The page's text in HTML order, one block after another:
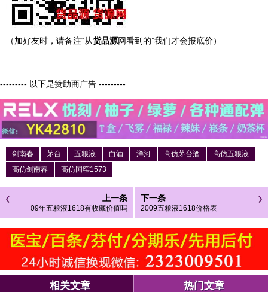
（加好友时，请备注“从货品源网看到的”我们才会报底价）
--------- 以下是赞助商广告 ---------
剑南春 茅台 五粮液 白酒 洋河 高仿茅台酒
高仿五粮液
高仿剑南春
高仿国窑1573
上一条
09年五粮液1618有收藏价值吗
下一条
2009五粮液1618价格表
相关文章 热门文章